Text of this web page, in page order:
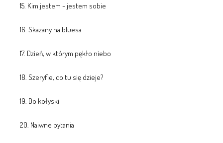
15. Kim jestem - jestem sobie
16. Skazany na bluesa
17. Dzień, w którym pękło niebo
18. Szeryfie, co tu się dzieje?
19. Do kołyski
20. Naiwne pytania